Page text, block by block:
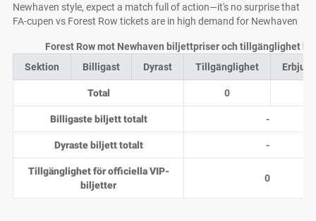
Newhaven style, expect a match full of action—it's no surprise that
FA-cupen vs Forest Row tickets are in high demand for Newhaven
Sektion Billigast Dyrast Tillgänglighet
Total 0
Billigaste biljett totalt -
Dyraste biljett totalt -
Tillgänglighet för officiella VIP-
biljetter
0
Forest Row mot Newhaven biljettpriser och tillgänglighet